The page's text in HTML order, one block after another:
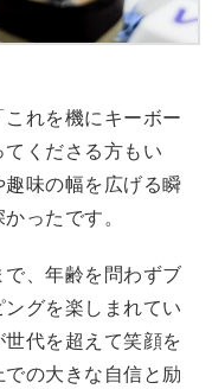
れを機にキーボー
てくださる方もい
味の幅を広げる瞬
ったです。
、年齢を問わずブ
グを楽しまれてい
代を超えて笑顔を
の大きな自信と励